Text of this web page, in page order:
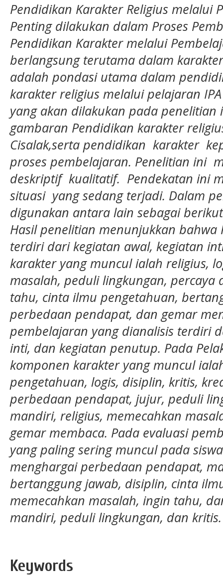
Pendidikan Karakter Religius melalui
Penting dilakukan dalam Proses
Pendidikan Karakter melalui
berlangsungterutama dalam
adalah pondasi utama dalam
karakter religius melalui pelajaran
yang akan dilakukan pada
gambaran Pendidikan karakter
Cisalak,serta pendidikan karakter
proses pembelajaran. Penelitian ini
deskriptif kualitatif. Pendekatan ini
situasi yang sedang terjadi. Dalam
digunakan antara lain sebagai
Hasil penelitian menunjukkan bahwa
terdiri dari kegiatan awal, kegiatan
karakter yang muncul ialah religius,
masalah, peduli lingkungan,
tahu, cinta ilmu pengetahuan,
perbedaan pendapat, dan gemar
pembelajaran yang dianalisis terdiri
inti, dan kegiatan penutup. Pada
komponen karakter yang muncul
pengetahuan, logis, disiplin, kritis,
perbedaan pendapat, jujur, peduli
mandiri, religius, memecahkan
gemar membaca. Pada evaluasi
yang paling sering muncul pada
menghargai perbedaan pendapat,
bertanggung jawab, disiplin, cinta
memecahkan masalah, ingin tahu,
mandiri, peduli lingkungan, dan
Keywords